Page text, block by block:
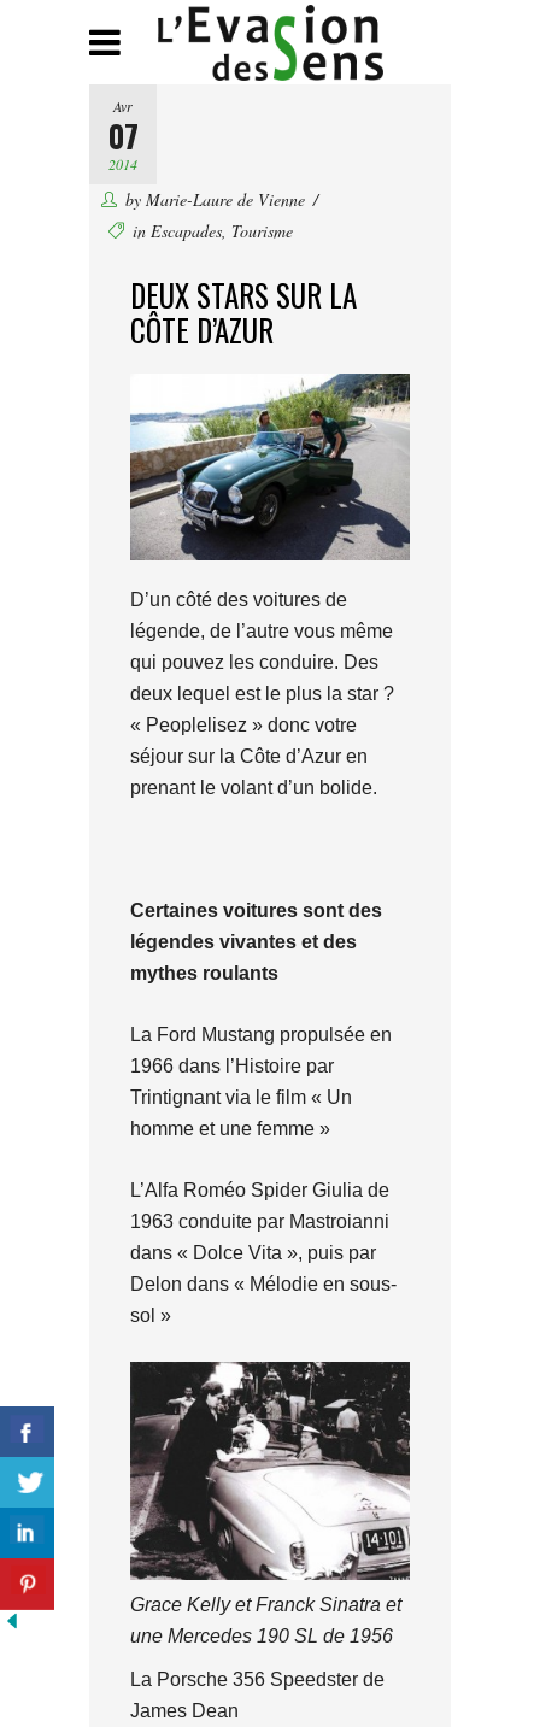
Avr
07
2014
by Marie-Laure de Vienne
in Escapades, Tourisme
DEUX STARS SUR LA
CÔTE D’AZUR
D’un côté des voitures de
légende, de l’autre vous même
qui pouvez les conduire. Des
deux lequel est le plus la star ?
« Peoplelisez » donc votre
séjour sur la Côte d’Azur en
prenant le volant d’un bolide.
Certaines voitures sont des
légendes vivantes et des
mythes roulants
La Ford Mustang propulsée en
1966 dans l’Histoire par
Trintignant via le film « Un
homme et une femme »
L’Alfa Roméo Spider Giulia de
1963 conduite par Mastroianni
dans « Dolce Vita », puis par
Delon dans « Mélodie en sous-
sol »
Grace Kelly et Franck Sinatra et
une Mercedes 190 SL de 1956
La Porsche 356 Speedster de
James Dean